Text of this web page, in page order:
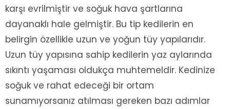
karşı evrilmiştir ve soğuk hava şartlarına
dayanaklı hale gelmiştir. Bu tip kedilerin en
belirgin özellikle uzun ve yoğun tüy yapılarıdır.
Uzun tüy yapısına sahip kedilerin yaz aylarında
sıkıntı yaşaması oldukça muhtemeldir. Kedinize
soğuk ve rahat edeceği bir ortam
sunamıyorsanız atılması gereken bazı adımlar